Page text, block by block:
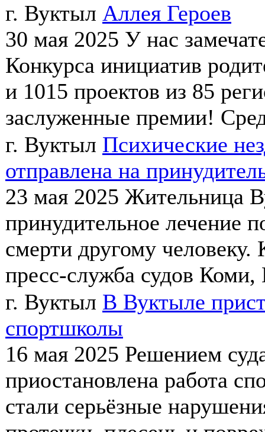
г. Вуктыл Аллея Героев
30 мая 2025 У нас
Конкурса инициатив
и 1015 проектов из 85
заслуженные премии!
г. Вуктыл Психические
отправлена на
23 мая 2025 Жительница
принудительное лечение
смерти другому
пресс-служба судов
г. Вуктыл В Вуктыле
спортшколы
16 мая 2025 Решением
приостановлена работа
стали серьёзные